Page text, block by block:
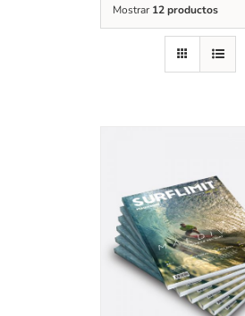
Mostrar 12 productos
Valorado
en5.00de 5
DETALLES